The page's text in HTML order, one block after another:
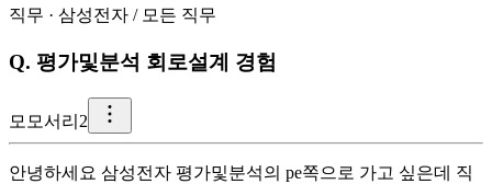
직무 · 삼성전자 / 모든 직무
Q. 평가및분석 회로설계 경험
모 모서리2
안녕하세요 삼성전자 평가및분석의 pe쪽으로 가고 싶은데 직